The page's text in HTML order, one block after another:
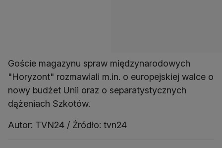
Goście magazynu spraw międzynarodowych
"Horyzont" rozmawiali m.in. o europejskiej walce o
nowy budżet Unii oraz o separatystycznych
dążeniach Szkotów.
Autor: TVN24 / Źródło: tvn24